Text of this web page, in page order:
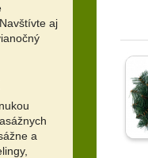
aj
a